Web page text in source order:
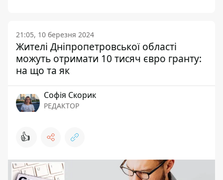
21:05, 10 березня 2024
Жителі Дніпропетровської області
можуть отримати 10 тисяч євро гранту:
на що та як
Софія Скорик
РЕДАКТОР
👍